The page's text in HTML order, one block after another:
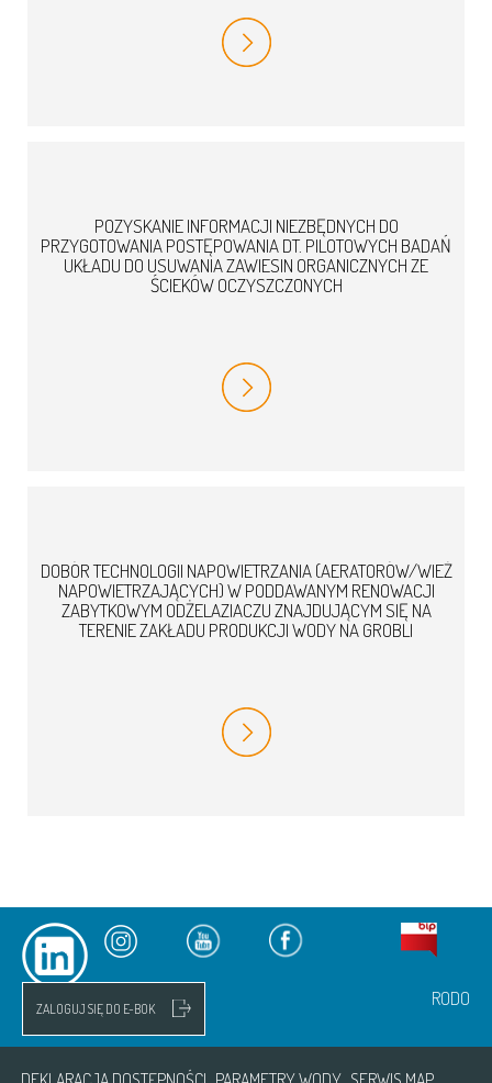
POZYSKANIE INFORMACJI NIEZBĘDNYCH DO
PRZYGOTOWANIA POSTĘPOWANIA DT. PILOTOWYCH BADAŃ
UKŁADU DO USUWANIA ZAWIESIN ORGANICZNYCH ZE
ŚCIEKÓW OCZYSZCZONYCH
DOBÓR TECHNOLOGII NAPOWIETRZANIA (AERATORÓW/WIEŻ
NAPOWIETRZAJĄCYCH) W PODDAWANYM RENOWACJI
ZABYTKOWYM ODŻELAZIACZU ZNAJDUJĄCYM SIĘ NA
TERENIE ZAKŁADU PRODUKCJI WODY NA GROBLI
ZALOGUJ SIĘ DO E-BOK RODO